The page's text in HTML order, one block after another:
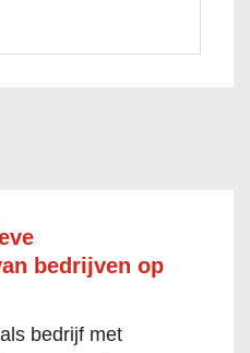
bedrijven op
bedrijf met